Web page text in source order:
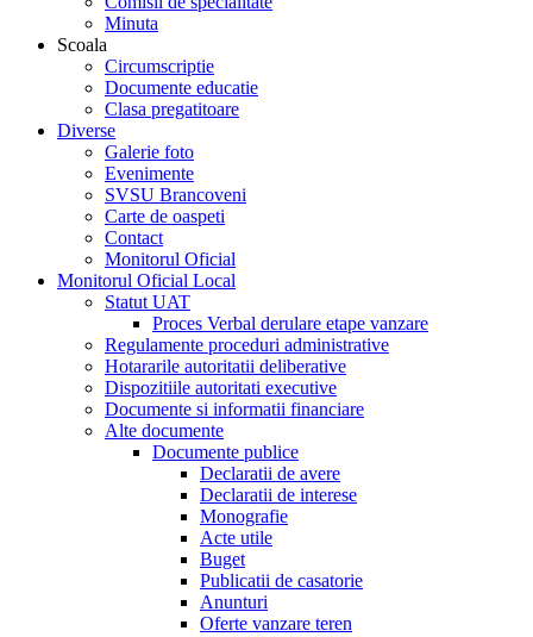
Minuta
Scoala
Circumscriptie
Documente educatie
Clasa pregatitoare
Diverse
Galerie foto
Evenimente
SVSU Brancoveni
Carte de oaspeti
Contact
Monitorul Oficial
Monitorul Oficial Local
Statut UAT
Proces Verbal derulare etape vanzare
Regulamente proceduri administrative
Hotararile autoritatii deliberative
Dispozitiile autoritati executive
Documente si informatii financiare
Alte documente
Documente publice
Declaratii de avere
Declaratii de interese
Monografie
Acte utile
Buget
Publicatii de casatorie
Anunturi
Oferte vanzare teren